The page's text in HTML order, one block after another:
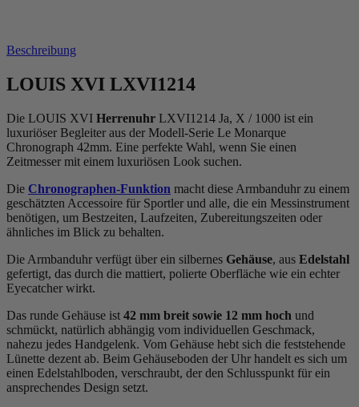
Beschreibung
LOUIS XVI LXVI1214
Die LOUIS XVI Herrenuhr LXVI1214 Ja, X / 1000 ist ein
luxuriöser Begleiter aus der Modell-Serie Le Monarque
Chronograph 42mm. Eine perfekte Wahl, wenn Sie einen
Zeitmesser mit einem luxuriösen Look suchen.
Die Chronographen-Funktion macht diese Armbanduhr zu einem
geschätzten Accessoire für Sportler und alle, die ein Messinstrument
benötigen, um Bestzeiten, Laufzeiten, Zubereitungszeiten oder
ähnliches im Blick zu behalten.
Die Armbanduhr verfügt über ein silbernes Gehäuse, aus Edelstahl
gefertigt, das durch die mattiert, polierte Oberfläche wie ein echter
Eyecatcher wirkt.
Das runde Gehäuse ist 42 mm breit sowie 12 mm hoch und
schmückt, natürlich abhängig vom individuellen Geschmack,
nahezu jedes Handgelenk. Vom Gehäuse hebt sich die feststehende
Lünette dezent ab. Beim Gehäuseboden der Uhr handelt es sich um
einen Edelstahlboden, verschraubt, der den Schlusspunkt für ein
ansprechendes Design setzt.